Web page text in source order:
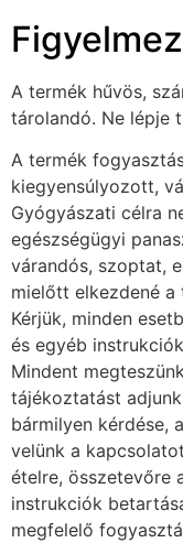
A termék hűvös,
tárolandó. Ne lépje
A termék
kiegyensúlyozott,
Gyógyászati célra
egészségügyi
várandós, szoptat,
mielőtt elkezdené a
Kérjük, minden
és egyéb
Mindent
tájékoztatást
bármilyen kérdése,
velünk a
ételre, összetevőre
instrukciók
megfelelő